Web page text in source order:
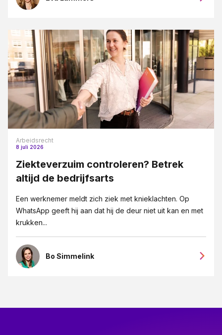
Arbeidsrecht
8 juli 2026
Ziekteverzuim controleren? Betrek
altijd de bedrijfsarts
Een werknemer meldt zich ziek met knieklachten. Op
WhatsApp geeft hij aan dat hij de deur niet uit kan en met
krukken...
Bo Simmelink